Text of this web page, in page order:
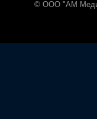
© ООО "АМ